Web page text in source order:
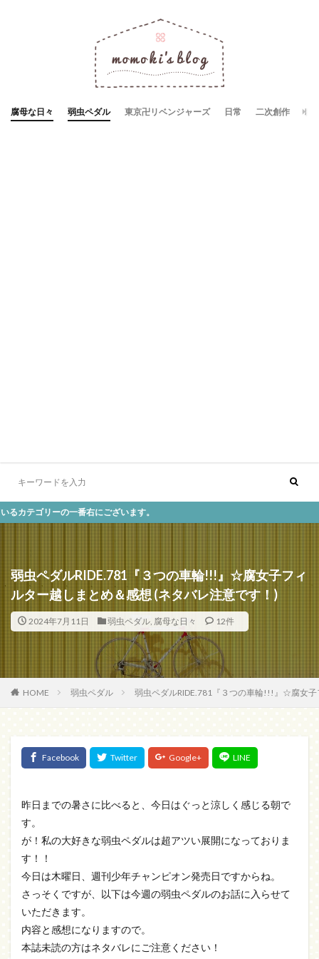
腐母な日々 弱虫ペダル 東京卍リベンジャーズ 日常 二次創作 お
番右にございます。
弱虫ペダルRIDE.781『３つの車輪!!!』☆腐女子フィ
ルター越しまとめ＆感想 (ネタバレ注意です！)
2024年7月11日 弱虫ペダル, 腐母な日々 12件
HOME 弱虫ペダル 弱虫ペダルRIDE.781『３つの車輪!!!』☆腐女
昨日までの暑さに比べると、今日はぐっと涼しく感じる朝で
す。
が！私の大好きな弱虫ペダルは超アツい展開になっておりま
す！！
今日は木曜日、週刊少年チャンピオン発売日ですからね。
さっそくですが、以下は今週の弱虫ペダルのお話に入らせて
いただきます。
内容と感想になりますので。
本誌未読の方はネタバレにご注意ください！